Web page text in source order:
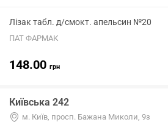
Лізак табл. д/смокт. апельсин №20
ПАТ ФАРМАК
148.00 грн
Київська 242
м. Київ, просп. Бажана Миколи, 9з